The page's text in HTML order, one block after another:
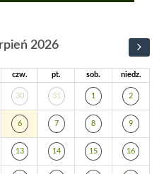
2026
czw. pt. sob. niedz.
30 31 1 2
6 7 8 9
13 14 15 16